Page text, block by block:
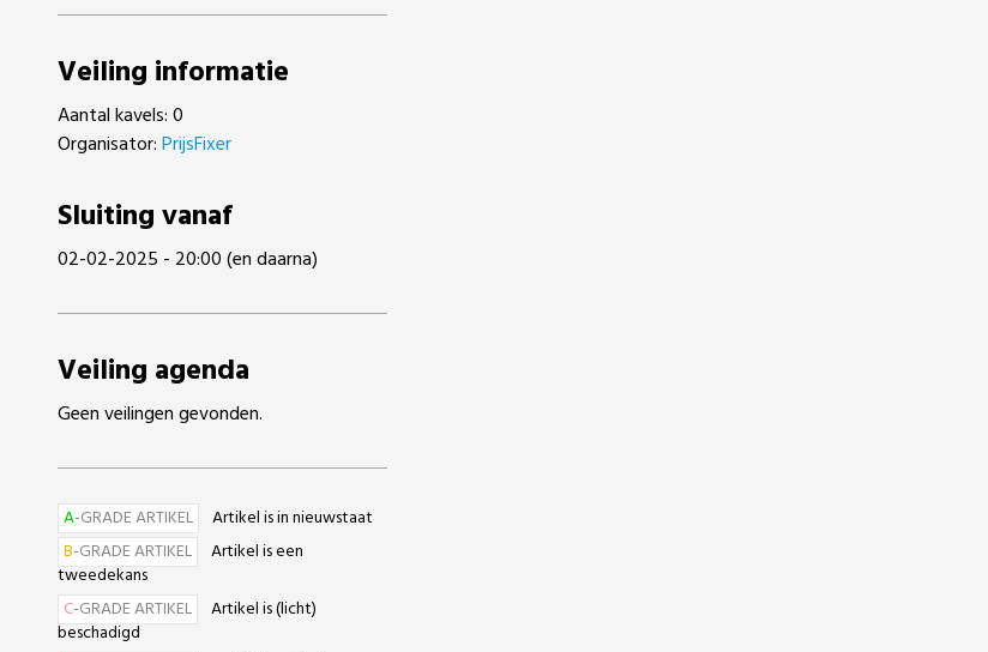
Veiling informatie
Aantal kavels: 0
Organisator:PrijsFixer
Sluiting vanaf
02-02-2025 - 20:00 (en daarna)
Veiling agenda
Geen veilingen gevonden.
A-GRADE ARTIKEL
Artikel is in nieuwstaat
B-GRADE ARTIKEL
Artikel is een
tweedekans
C-GRADE ARTIKEL
Artikel is (licht)
beschadigd